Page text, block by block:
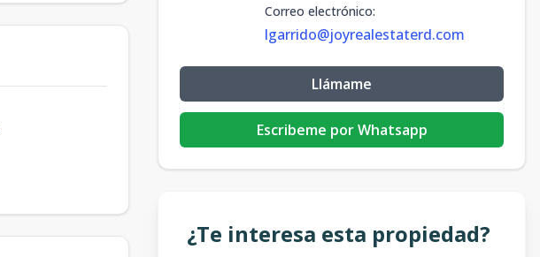
Correo electrónico:
lgarrido@joyrealestaterd.com
Llámame
Escribeme por Whatsapp
¿Te interesa esta propiedad?